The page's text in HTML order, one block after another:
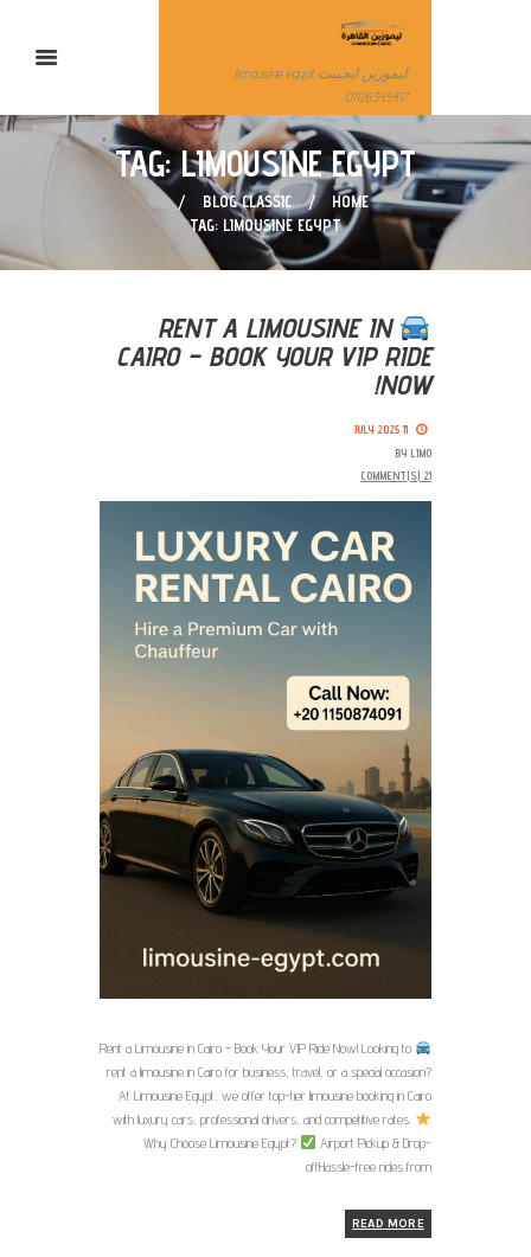
ليموزين ايجيبت limousine egypt
01126345417
TAG: LIMOUSINE EGYPT
HOME
BLOG CLASSIC
TAG: LIMOUSINE EGYPT
RENT A LIMOUSINE IN
CAIRO – BOOK YOUR VIP RIDE
NOW!
11 JULY 2025
BY LIMO
21
Rent a Limousine in Cairo – Book Your VIP Ride Now! Looking to
rent a limousine in Cairo for business, travel, or a special occasion?
At Limousine Egypt, we offer top-tier limousine booking in Cairo
with luxury cars, professional drivers, and competitive rates.
Why Choose Limousine Egypt?
Airport Pickup & Drop-
offHassle-free rides from
READ MORE